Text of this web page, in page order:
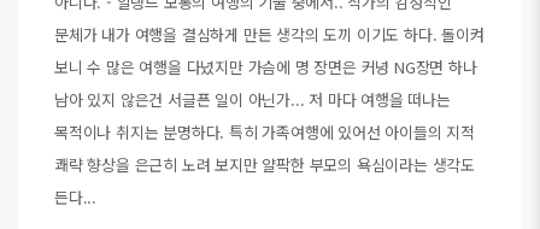
문체가 내가 여행을 결심하게 만든 생각의 도끼 이기도 하다. 돌이켜
보니 수 많은 여행을 다녔지만 가슴에 명 장면은 커녕 NG장면 하나
남아 있지 않은건 서글픈 일이 아닌가... 저 마다 여행을 떠나는
목적이나 취지는 분명하다. 특히 가족여행에 있어선 아이들의 지적
쾌략 향상을 은근히 노려 보지만 얄팍한 부모의 욕심이라는 생각도
든다...